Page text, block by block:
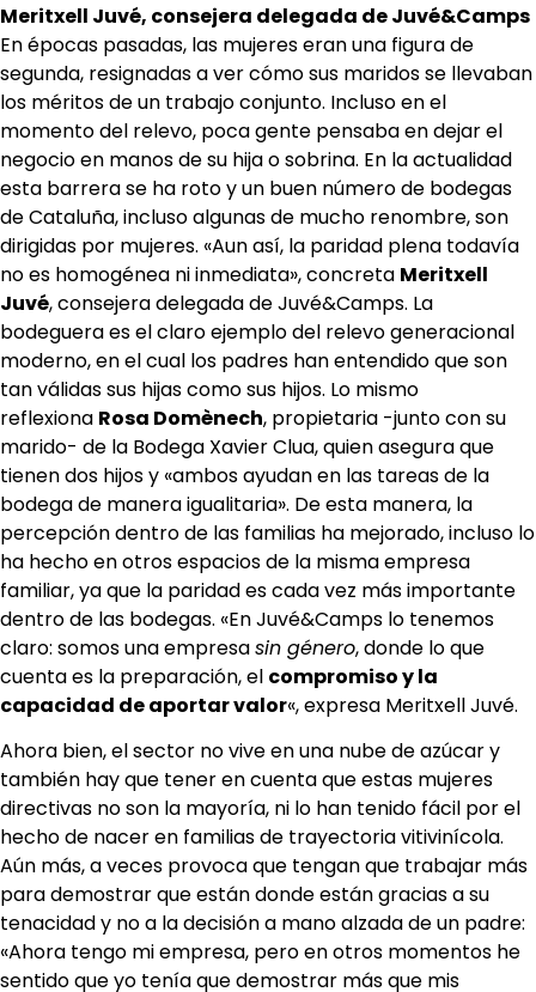
Meritxell Juvé, consejera delegada de Juvé&Camps
En épocas pasadas, las mujeres eran una figura de
segunda, resignadas a ver cómo sus maridos se llevaban
los méritos de un trabajo conjunto. Incluso en el
momento del relevo, poca gente pensaba en dejar el
negocio en manos de su hija o sobrina. En la actualidad
esta barrera se ha roto y un buen número de bodegas
de Cataluña, incluso algunas de mucho renombre, son
dirigidas por mujeres. «Aun así, la paridad plena todavía
no es homogénea ni inmediata», concreta Meritxell
Juvé, consejera delegada de Juvé&Camps. La
bodeguera es el claro ejemplo del relevo generacional
moderno, en el cual los padres han entendido que son
tan válidas sus hijas como sus hijos. Lo mismo
reflexiona Rosa Domènech, propietaria -junto con su
marido- de la Bodega Xavier Clua, quien asegura que
tienen dos hijos y «ambos ayudan en las tareas de la
bodega de manera igualitaria». De esta manera, la
percepción dentro de las familias ha mejorado, incluso lo
ha hecho en otros espacios de la misma empresa
familiar, ya que la paridad es cada vez más importante
dentro de las bodegas. «En Juvé&Camps lo tenemos
claro: somos una empresasin género, donde lo que
cuenta es la preparación, el compromiso y la
capacidad de aportar valor«, expresa Meritxell Juvé.
Ahora bien, el sector no vive en una nube de azúcar y
también hay que tener en cuenta que estas mujeres
directivas no son la mayoría, ni lo han tenido fácil por el
hecho de nacer en familias de trayectoria vitivinícola.
Aún más, a veces provoca que tengan que trabajar más
para demostrar que están donde están gracias a su
tenacidad y no a la decisión a mano alzada de un padre:
«Ahora tengo mi empresa, pero en otros momentos he
sentido que yo tenía que demostrar más que mis